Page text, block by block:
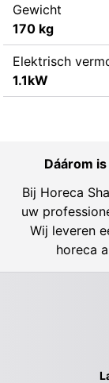
Gewicht
170 kg
Elektrisch
1.1kW
Dáárom
Bij Horeca
uw
Wij leveren
horeca